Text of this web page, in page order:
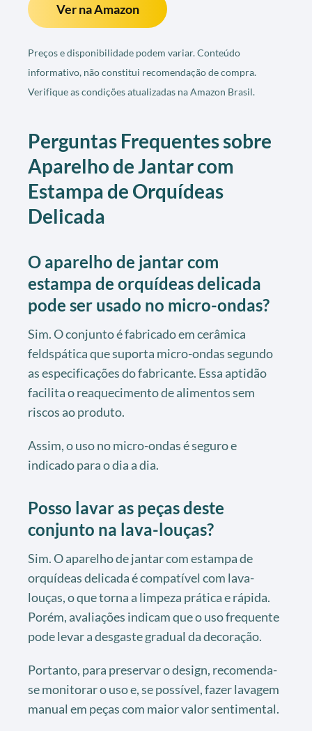
Ver na Amazon
Preços e disponibilidade podem variar. Conteúdo
informativo, não constitui recomendação de compra.
Verifique as condições atualizadas na Amazon Brasil.
Perguntas Frequentes sobre
Aparelho de Jantar com
Estampa de Orquídeas
Delicada
O aparelho de jantar com
estampa de orquídeas delicada
pode ser usado no micro-ondas?
Sim. O conjunto é fabricado em cerâmica
feldspática que suporta micro-ondas segundo
as especificações do fabricante. Essa aptidão
facilita o reaquecimento de alimentos sem
riscos ao produto.
Assim, o uso no micro-ondas é seguro e
indicado para o dia a dia.
Posso lavar as peças deste
conjunto na lava-louças?
Sim. O aparelho de jantar com estampa de
orquídeas delicada é compatível com lava-
louças, o que torna a limpeza prática e rápida.
Porém, avaliações indicam que o uso frequente
pode levar a desgaste gradual da decoração.
Portanto, para preservar o design, recomenda-
se monitorar o uso e, se possível, fazer lavagem
manual em peças com maior valor sentimental.